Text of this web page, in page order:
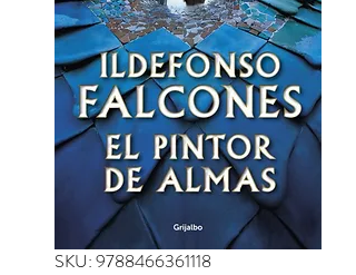
SKU: 9788466361118